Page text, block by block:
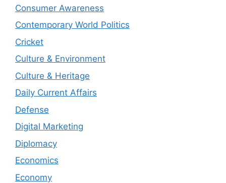
Consumer Awareness
Contemporary World Politics
Cricket
Culture & Environment
Culture & Heritage
Daily Current Affairs
Defense
Digital Marketing
Diplomacy
Economics
Economy